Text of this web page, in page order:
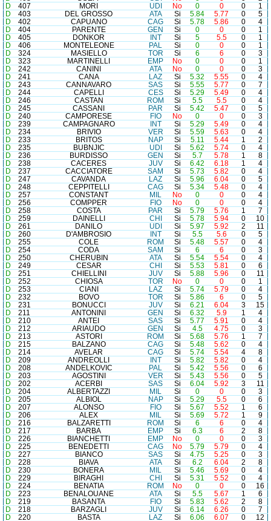
D
407 MORI UDI No 0 0 0
1
D
403 DEL GROSSO ATA Si 5.84 5.77 0
5
D
402 CAPUANO CAG Si 5.78 5.86 0
4
D
404 PARENTE GEN Si 0 0 0
1
D
405 DONKOR INT Si 5 5.5 0
1
D
406 MONTELEONE PAL Si 0 0 0
1
D
324 MASIELLO TOR Si 6 6 0
3
D
323 MARTINELLI EMP No 0 0 0
1
D
242 CANINI ATA No 0 0 0
3
D
241 CANA LAZ Si 5.32 5.55 0
4
D
243 CANNAVARO SAS Si 5.55 5.77 0
7
D
244 CAPELLI CES Si 5.29 5.49 0
4
D
246 CASTAN ROM Si 5.5 5.5 0
4
D
245 CASSANI PAR Si 5.42 5.47 0
5
D
240 CAMPORESE FIO No 0 0 0
3
D
239 CAMPAGNARO INT Si 5.29 5.49 0
4
D
234 BRIVIO VER Si 5.59 5.63 0
4
D
233 BRITOS NAP Si 5.11 5.44 1
2
D
235 BUBNJIC UDI Si 5.62 5.74 0
4
D
236 BURDISSO GEN Si 5.7 5.78 1
8
D
238 CACERES JUV Si 6.42 6.18 1
4
D
237 CACCIATORE SAM Si 5.73 5.82 0
4
D
247 CAVANDA LAZ Si 5.96 6.04 0
5
D
248 CEPPITELLI CAG Si 5.34 5.48 0
4
D
257 CONSTANT MIL No 0 0 0
4
D
256 COMPPER FIO No 0 0 0
4
D
258 COSTA PAR Si 5.79 5.76 1
7
D
259 DAINELLI CHI Si 5.78 5.94 0
10
D
261 DANILO UDI Si 5.97 5.92 2
11
D
260 D'AMBROSIO INT Si 5.5 5.6 0
5
D
255 COLE ROM Si 5.48 5.57 0
4
D
254 CODA SAM Si 6 6 0
3
D
250 CHERUBIN ATA Si 5.54 5.54 0
4
D
249 CESAR CHI Si 5.53 5.81 0
6
D
251 CHIELLINI JUV Si 5.88 5.96 0
11
D
252 CHIOSA TOR No 0 0 0
1
D
253 CIANI LAZ Si 5.74 5.79 0
4
D
232 BOVO TOR Si 5.86 6 0
5
D
231 BONUCCI JUV Si 6.21 6.04 3
15
D
211 ANTONINI GEN Si 6.32 5.9 1
4
D
210 ANTEI SAS Si 5.77 5.91 0
4
D
212 ARIAUDO GEN Si 4.5 4.75 0
3
D
213 ASTORI ROM Si 5.68 5.76 1
7
D
215 BALZANO CAG Si 5.48 5.62 0
4
D
214 AVELAR CAG Si 5.74 5.54 4
8
D
209 ANDREOLLI INT Si 5.82 5.82 0
4
D
208 ANDELKOVIC PAL Si 5.42 5.56 0
6
D
203 AGOSTINI VER Si 5.43 5.56 0
5
D
202 ACERBI SAS Si 6.04 5.92 3
11
D
204 ALBERTAZZI MIL Si 0 0 0
3
D
205 ALBIOL NAP Si 5.29 5.5 0
6
D
207 ALONSO FIO Si 5.67 5.52 1
6
D
206 ALEX MIL Si 5.69 5.72 1
9
D
216 BALZARETTI ROM Si 6 6 0
4
D
217 BARBA EMP Si 6.3 6 2
8
D
226 BIANCHETTI EMP No 0 0 0
3
D
225 BENEDETTI CAG No 5.79 5.79 0
4
D
227 BIANCO SAS Si 4.75 5.25 0
3
D
228 BIAVA ATA Si 6.2 6.04 2
8
D
230 BONERA MIL Si 5.46 5.69 0
4
D
229 BIRAGHI CHI Si 5.31 5.52 0
4
D
224 BENATIA ROM No 0 0 0
16
D
223 BENALOUANE ATA Si 5.5 5.67 1
6
D
219 BASANTA FIO Si 5.83 5.62 2
8
D
218 BARZAGLI JUV Si 6.14 6.26 0
7
D
220 BASTA LAZ Si 6.06 6.07 0
12